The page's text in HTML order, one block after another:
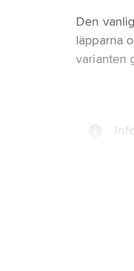
Den
läpparna
varianten